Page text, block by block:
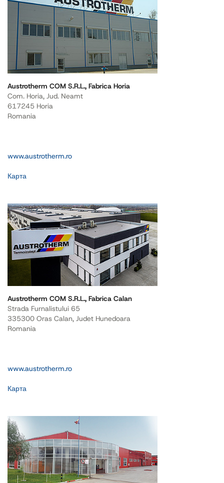
Austrotherm COM S.R.L., Fabrica Horia
Com. Horia, Jud. Neamt
617245 Horia
Romania
www.austrotherm.ro
Карта
Austrotherm COM S.R.L., Fabrica Calan
Strada Furnalistului 65
335300 Oras Calan, Judet Hunedoara
Romania
www.austrotherm.ro
Карта